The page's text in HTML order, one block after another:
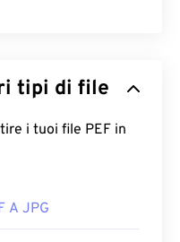
non
è che fornisce
di recuperare
altri tipi di file
file PEF in
A JPG